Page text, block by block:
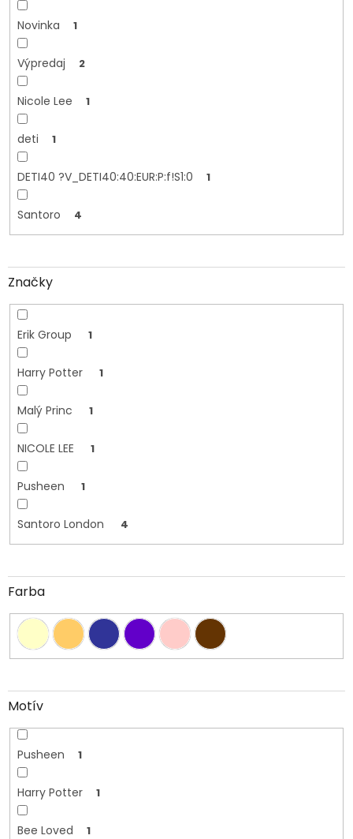
Novinka 1
Výpredaj 2
Nicole Lee 1
deti 1
DETI40 ?V_DETI40:40:EUR:P:f!S1:0 1
Santoro 4
Značky
Erik Group 1
Harry Potter 1
Malý Princ 1
NICOLE LEE 1
Pusheen 1
Santoro London 4
Farba
Motív
Pusheen 1
Harry Potter 1
Bee Loved 1